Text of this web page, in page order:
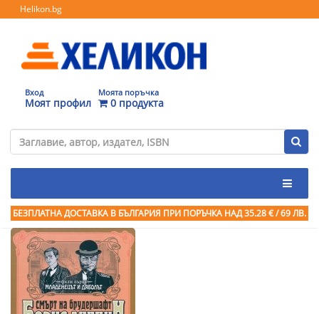
Helikon.bg
Вход
Моят профил
Моята поръчка
0 продукта
БЕЗПЛАТНА ДОСТАВКА В БЪЛГАРИЯ ПРИ ПОРЪЧКА НАД 35.28 € / 69 ЛВ.